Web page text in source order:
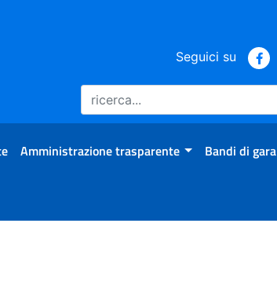
Seguici su
Amministrazione trasparente Bandi di gara